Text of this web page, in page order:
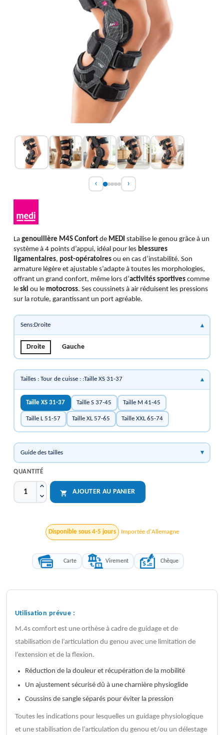
‹ ›
La genouillère M4S Confort de MEDI stabilise le genou grâce à un
système à 4 points d’appui, idéal pour les blessures
ligamentaires, post-opératoires ou en cas d’instabilité. Son
armature légère et ajustable s’adapte à toutes les morphologies,
offrant un grand confort, même lors d’activités sportives comme
le ski ou le motocross. Ses coussinets à air réduisent les pressions
sur la rotule, garantissant un port agréable.
Sens:Droite
Droite Gauche
Tailles : Tour de cuisse : :Taille XS 31-37
Taille XS 31-37 Taille S 37-45 Taille M 41-45
Taille L 51-57 Taille XL 57-65 Taille XXL 65-74
Guide des tailles
QUANTITÉ
 AJOUTER AU PANIER
Disponible sous 4-5 jours Importée d'Allemagne
Carte Virement Chèque
Utilisation prévue :
M.4s comfort est une orthèse à cadre de guidage et de
stabilisation de l’articulation du genou avec une limitation de
l’extension et de la flexion.
Réduction de la douleur et récupération de la mobilité
Un ajustement sécurisé dû à une charnière physioglide
Coussins de sangle séparés pour éviter la pression
Toutes les indications pour lesquelles un guidage physiologique
et une stabilisation de l’articulation du genou et/ou un délestage